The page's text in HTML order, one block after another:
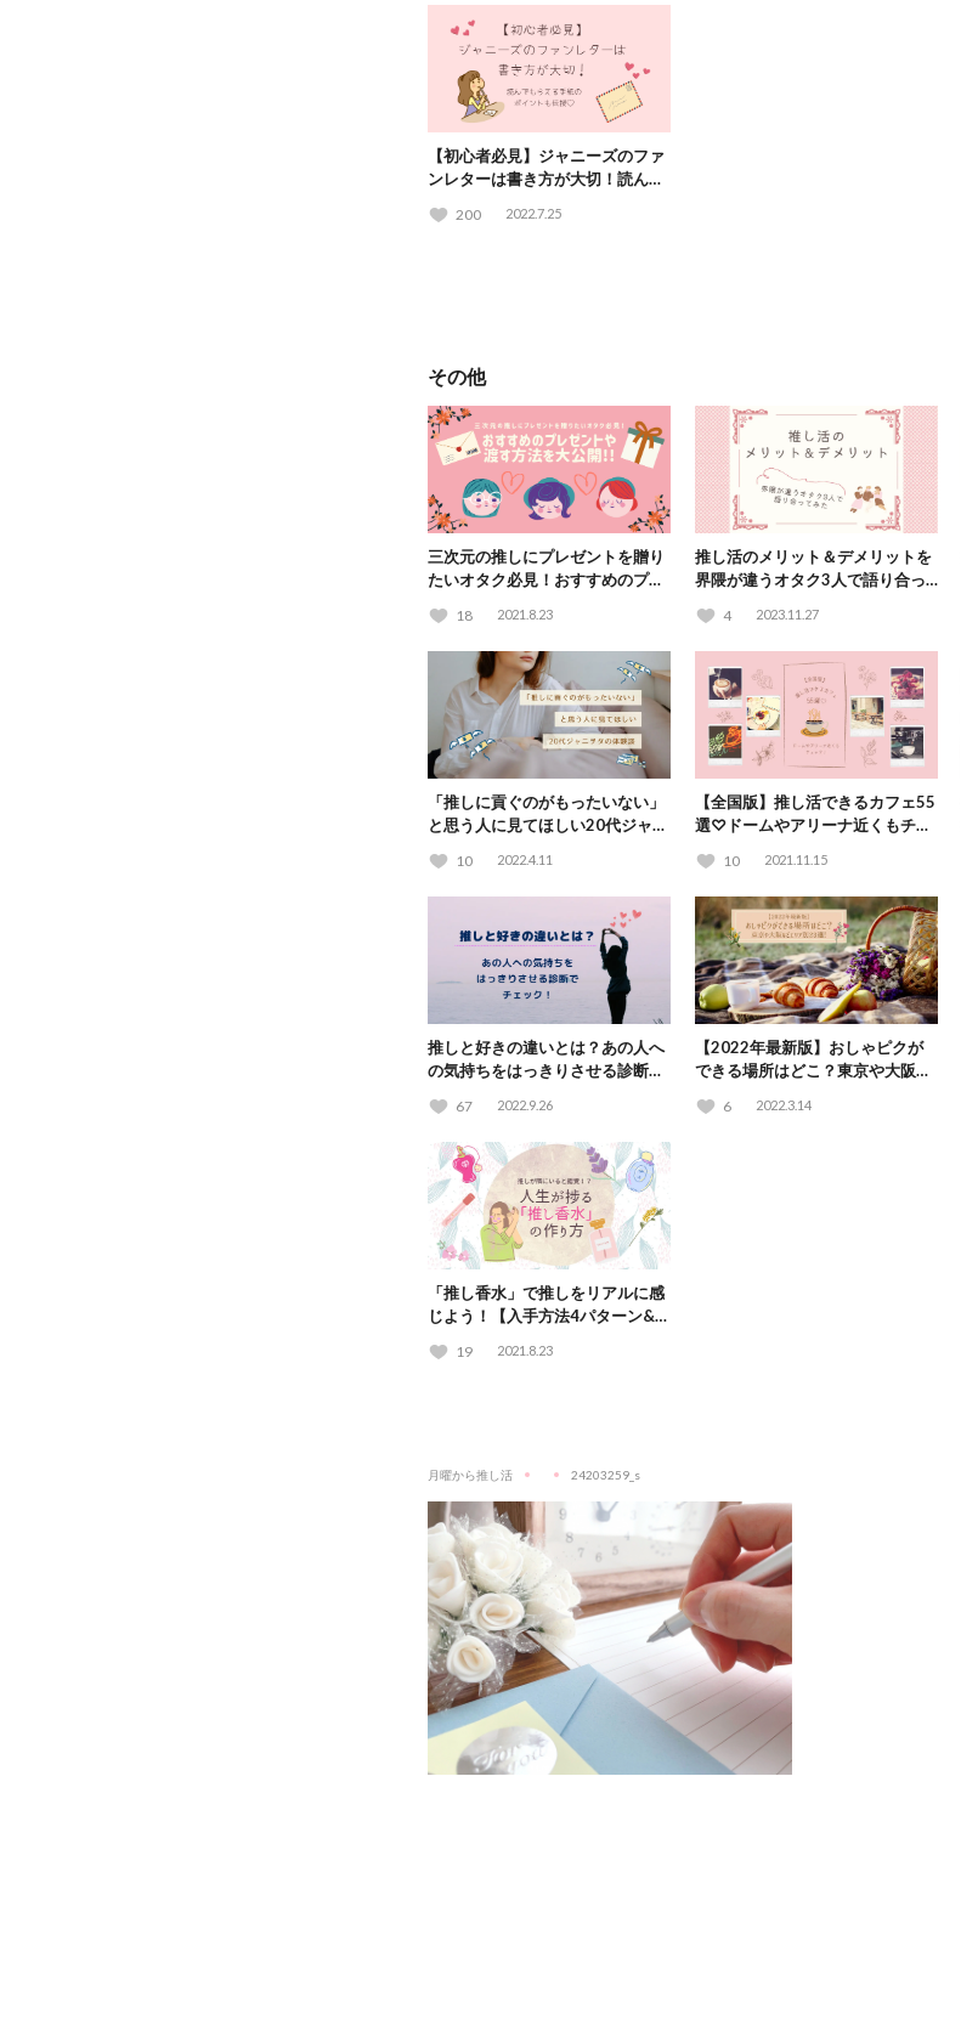
【初心者必見】ジャニーズのファ
ンレターは書き方が大切！読んで
200 2022.7.25
その他
三次元の推しにプレゼントを贈り
たいオタク必見！おすすめのプレ
18 2021.8.23
推し活のメリット＆デメリットを
界隈が違うオタク3人で語り合っ
4 2023.11.27
「推しに貢ぐのがもったいない」
と思う人に見てほしい20代ジャニ
10 2022.4.11
【全国版】推し活できるカフェ55
選♡ドームやアリーナ近くもチェ
10 2021.11.15
推しと好きの違いとは？あの人へ
の気持ちをはっきりさせる診断で
67 2022.9.26
【2022年最新版】おしゃピクが
できる場所はどこ？東京や大阪な
6 2022.3.14
「推し香水」で推しをリアルに感
じよう！【入手方法4パターン&レ
19 2021.8.23
月曜から推し活 24203259_s